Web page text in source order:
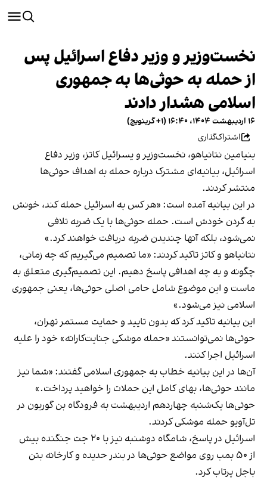
نخست‌وزیر و وزیر دفاع اسرائیل پس
از حمله به حوثی‌ها به جمهوری
اسلامی هشدار دادند
۱۶ اردیبهشت ۱۴۰۴، ۱۶:۴۰ (‎+۱ گرینویچ)
اشتراک‌گذاری
بنیامین نتانیاهو، نخست‌وزیر و یسرائیل کاتز، وزیر دفاع
اسرائیل، بیانیه‌ای مشترک درباره حمله به اهداف حوثی‌ها
منتشر کردند.
در این بیانیه آمده است: «هر کس به اسرائیل حمله کند، خونش
به گردن خودش است. حمله حوثی‌ها با یک ضربه تلافی
نمی‌شود، بلکه آنها چندیدن ضربه دریافت خواهند کرد.»
نتانیاهو و کاتز تاکید کردند: «ما تصمیم می‌گیریم که چه زمانی،
چگونه و به چه اهدافی پاسخ دهیم. این تصمیم‌گیری متعلق به
ماست و این موضوع شامل حامی اصلی حوثی‌ها، یعنی جمهوری
اسلامی نیز می‌شود.»
این بیانیه تاکید کرد که بدون تایید و حمایت مستمر تهران،
حوثی‌ها نمی‌توانستند «حمله موشکی جنایت‌کارانه» خود را علیه
اسرائیل اجرا کنند.
آن‌ها در این بیانیه خطاب به جمهوری اسلامی گفتند: «شما نیز
مانند حوثی‌ها، بهای کامل این حملات را خواهید پرداخت.»
حوثی‌ها یک‌شنبه چهاردهم اردیبهشت به فرودگاه بن گوریون در
تل‌آویو حمله موشکی کردند.
اسرائیل در پاسخ، شامگاه دوشنبه نیز با ۲۰ جت جنگنده بیش
از ۵۰ بمب روی مواضع حوثی‌ها در بندر حدیده و کارخانه بتن
باجل پرتاب کرد.